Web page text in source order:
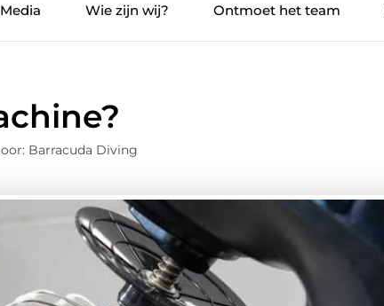
Wie zijn wij? Ontmoet het team
Barracuda Diving